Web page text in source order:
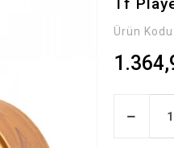
Ürün Kodu: